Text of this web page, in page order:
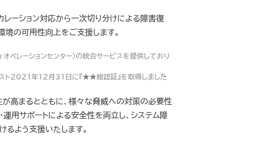
ーション対応から一次切り分けによる障害復
境の可用性向上をご支援します。
オペレーションセンター）の統合サービスを提供しており
ト2021年12月31日に『★★紺認証』を取得しました
高まるとともに、様々な脅威への対策の必要性
用サポートによる安全性を両立し、システム障
よう支援いたします。